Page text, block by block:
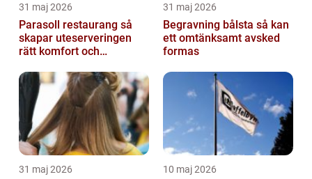
31 maj 2026
Parasoll restaurang så
skapar uteserveringen
rätt komfort och
31 maj 2026
Begravning bålsta så kan
ett omtänksamt avsked
formas
31 maj 2026 10 maj 2026